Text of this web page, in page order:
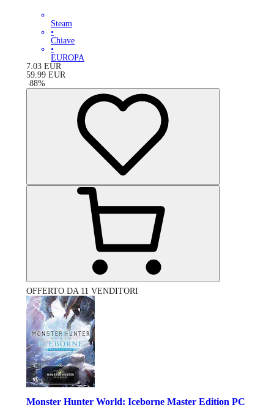
Steam
•
Chiave
•
EUROPA
7.03 EUR
59.99 EUR
-88%
OFFERTO DA 11 VENDITORI
Monster Hunter World: Iceborne Master Edition PC